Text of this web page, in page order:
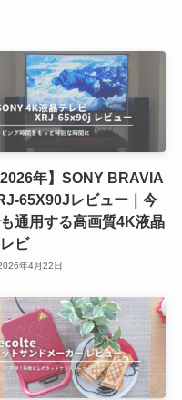
2026年】SONY BRAVIA
65X90Jレビュー｜今
通用する高画質4K液晶
ビ
年4月22日